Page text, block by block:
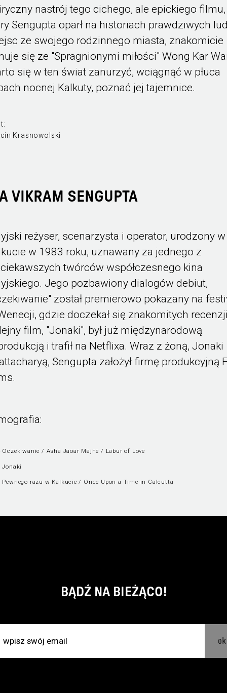
nastrój tego cichego, ale epickiego filmu,
Sengupta oparł na historiach prawdziwych
ze swojego rodzinnego miasta, znakomicie
się ze "Spragnionymi miłości" Wong Kar
się w ten świat zanurzyć, wciągnąć w płuca
nocnej Kalkuty, poznać jej tajemnice.
Krasnowolski
VIKRAM SENGUPTA
reżyser, scenarzysta i operator, urodzony w
w 1983 roku, uznawany za jednego z
twórców współczesnego kina
Jego pozbawiony dialogów debiut,
został premierowo pokazany na
gdzie doczekał się znakomitych
film, "Jonaki", był już międzynarodową
i trafił na Netflixa. Wraz z żoną, Jonaki
Sengupta założył firmę produkcyjną
Oczekiwanie / Asha Jaoar Majhe / Labur of Love
Jonaki
Pewnego razu w Kalkucie / Once Upon a Time in Calcutta
BĄDŹ NA BIEŻĄCO!
ok